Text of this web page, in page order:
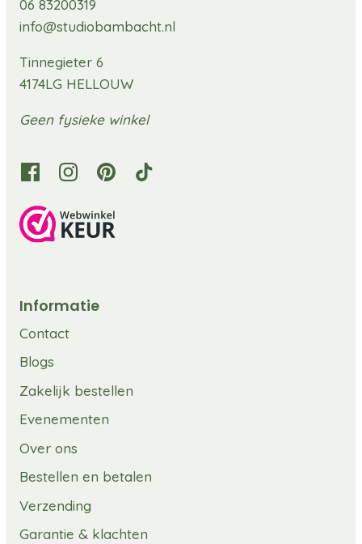
06 83200319
info@studiobambacht.nl
Tinnegieter 6
4174LG HELLOUW
Geen fysieke winkel
Informatie
Contact
Blogs
Zakelijk bestellen
Evenementen
Over ons
Bestellen en betalen
Verzending
Garantie & klachten